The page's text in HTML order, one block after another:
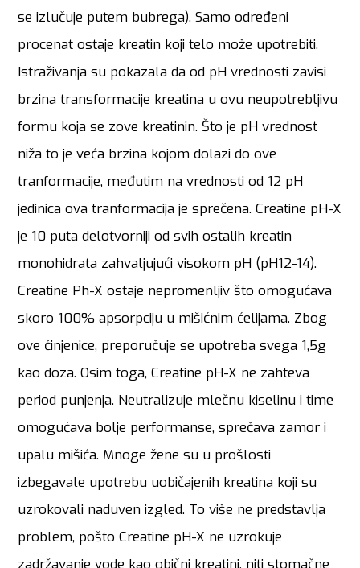
se izlučuje putem bubrega). Samo određeni
procenat ostaje kreatin koji telo može upotrebiti.
Istraživanja su pokazala da od pH vrednosti zavisi
brzina transformacije kreatina u ovu neupotrebljivu
formu koja se zove kreatinin. Što je pH vrednost
niža to je veća brzina kojom dolazi do ove
tranformacije, međutim na vrednosti od 12 pH
jedinica ova tranformacija je sprečena. Creatine pH-X
je 10 puta delotvorniji od svih ostalih kreatin
monohidrata zahvaljujući visokom pH (pH12-14).
Creatine Ph-X ostaje nepromenljiv što omogućava
skoro 100% apsorpciju u mišićnim ćelijama. Zbog
ove činjenice, preporučuje se upotreba svega 1,5g
kao doza. Osim toga, Creatine pH-X ne zahteva
period punjenja. Neutralizuje mlečnu kiselinu i time
omogućava bolje performanse, sprečava zamor i
upalu mišića. Mnoge žene su u prošlosti
izbegavale upotrebu uobičajenih kreatina koji su
uzrokovali naduven izgled. To više ne predstavlja
problem, pošto Creatine pH-X ne uzrokuje